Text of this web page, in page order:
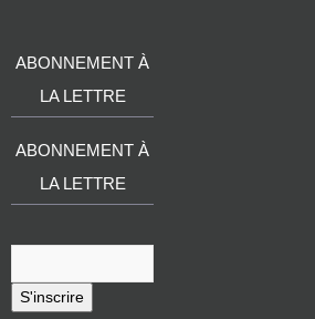
ABONNEMENT À
LA LETTRE
ABONNEMENT À
LA LETTRE
S'inscrire